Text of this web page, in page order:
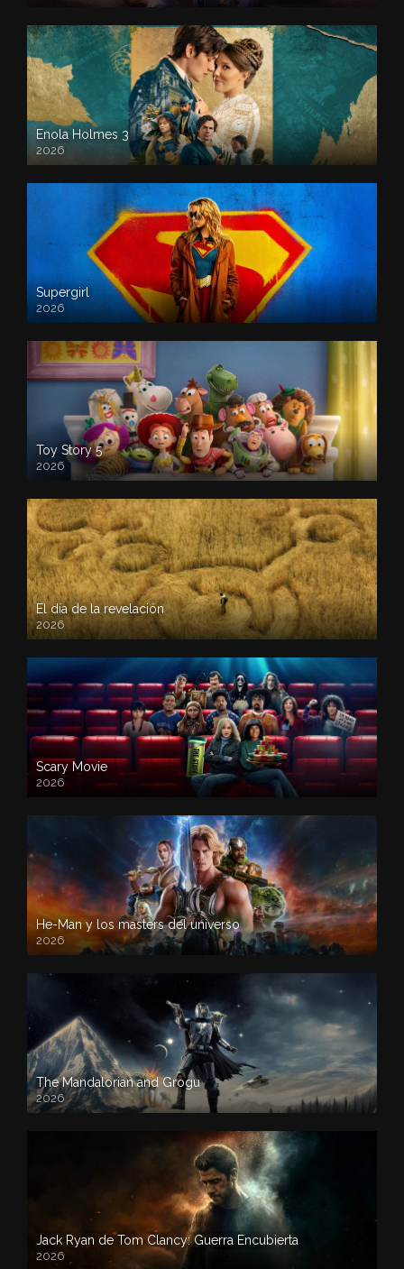
Enola Holmes 3
2026
Supergirl
2026
Toy Story 5
2026
El día de la revelación
2026
Scary Movie
2026
He-Man y los masters del universo
2026
The Mandalorian and Grogu
2026
Jack Ryan de Tom Clancy: Guerra Encubierta
2026